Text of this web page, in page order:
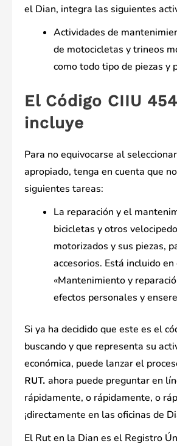
el Dian, integra las siguientes
Actividades de
de motocicletas y trineos
como todo tipo de piezas y
El Código CIIU
incluye
Para no equivocarse al
apropiado, tenga en cuenta que
siguientes tareas:
La reparación y el
bicicletas y otros
motorizados y sus piezas,
accesorios. Está incluido
«Mantenimiento y
efectos personales y
Si ya ha decidido que este es el
buscando y que representa su
económica, puede lanzar el
RUT. ahora puede preguntar en
rápidamente, o rápidamente, o
¡directamente en las oficinas de
El Rut en la Dian es el Registro